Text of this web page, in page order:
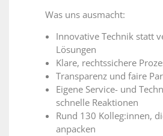
Was uns ausmacht:
Innovative Technik statt
Lösungen
Klare, rechtssichere
Transparenz und faire
Eigene Service- und
schnelle Reaktionen
Rund 130 Kolleg:innen,
anpacken